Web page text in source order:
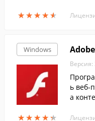
★★★★★
★★★★★
ии.
Windows
★★★★★
★★★★★
Версия:
ь веб-
а